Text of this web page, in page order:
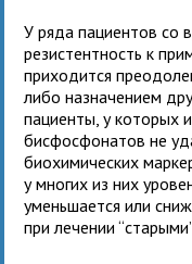
У ряда пациентов со
резистентность к
приходится
либо назначением
пациенты, у которых
бисфосфонатов не
биохимических
у многих из них
уменьшается или
при лечении